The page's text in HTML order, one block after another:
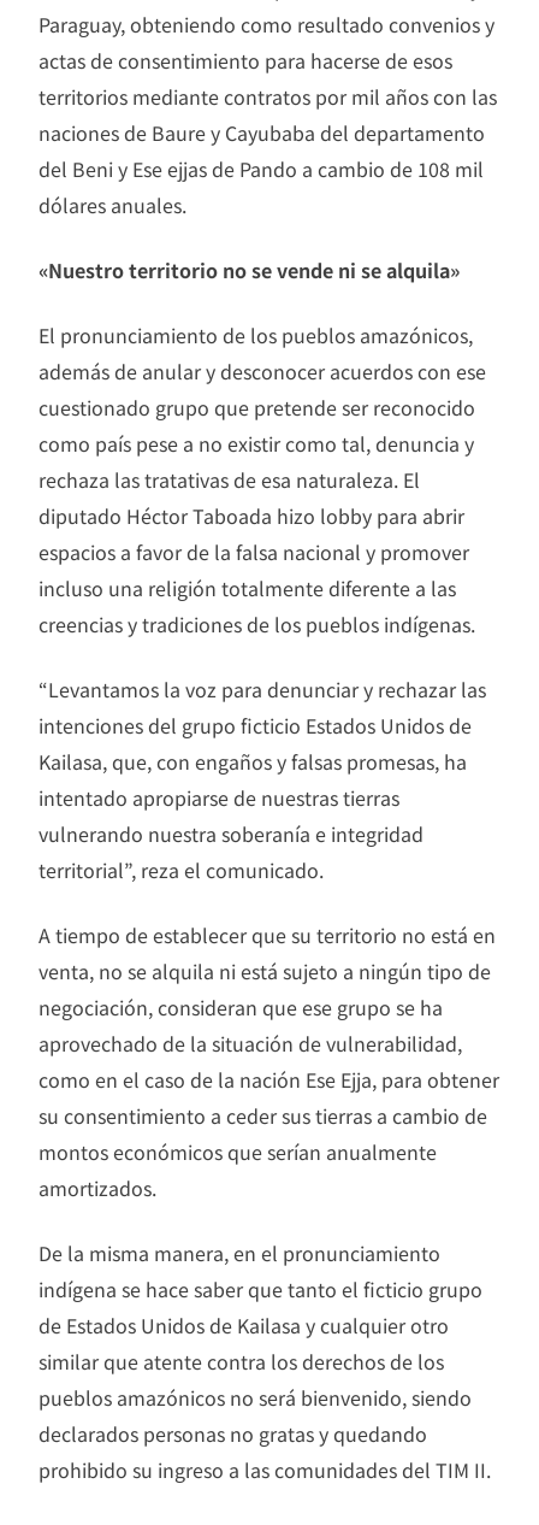
Paraguay, obteniendo como resultado convenios y
actas de consentimiento para hacerse de esos
territorios mediante contratos por mil años con las
naciones de Baure y Cayubaba del departamento
del Beni y Ese ejjas de Pando a cambio de 108 mil
dólares anuales.
«Nuestro territorio no se vende ni se alquila»
El pronunciamiento de los pueblos amazónicos,
además de anular y desconocer acuerdos con ese
cuestionado grupo que pretende ser reconocido
como país pese a no existir como tal, denuncia y
rechaza las tratativas de esa naturaleza. El
diputado Héctor Taboada hizo lobby para abrir
espacios a favor de la falsa nacional y promover
incluso una religión totalmente diferente a las
creencias y tradiciones de los pueblos indígenas.
“Levantamos la voz para denunciar y rechazar las
intenciones del grupo ficticio Estados Unidos de
Kailasa, que, con engaños y falsas promesas, ha
intentado apropiarse de nuestras tierras
vulnerando nuestra soberanía e integridad
territorial”, reza el comunicado.
A tiempo de establecer que su territorio no está en
venta, no se alquila ni está sujeto a ningún tipo de
negociación, consideran que ese grupo se ha
aprovechado de la situación de vulnerabilidad,
como en el caso de la nación Ese Ejja, para obtener
su consentimiento a ceder sus tierras a cambio de
montos económicos que serían anualmente
amortizados.
De la misma manera, en el pronunciamiento
indígena se hace saber que tanto el ficticio grupo
de Estados Unidos de Kailasa y cualquier otro
similar que atente contra los derechos de los
pueblos amazónicos no será bienvenido, siendo
declarados personas no gratas y quedando
prohibido su ingreso a las comunidades del TIM II.